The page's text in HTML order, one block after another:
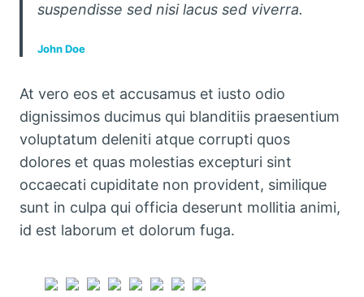
suspendisse sed nisi lacus sed viverra.
John Doe
At vero eos et accusamus et iusto odio
dignissimos ducimus qui blanditiis praesentium
voluptatum deleniti atque corrupti quos
dolores et quas molestias excepturi sint
occaecati cupiditate non provident, similique
sunt in culpa qui officia deserunt mollitia animi,
id est laborum et dolorum fuga.